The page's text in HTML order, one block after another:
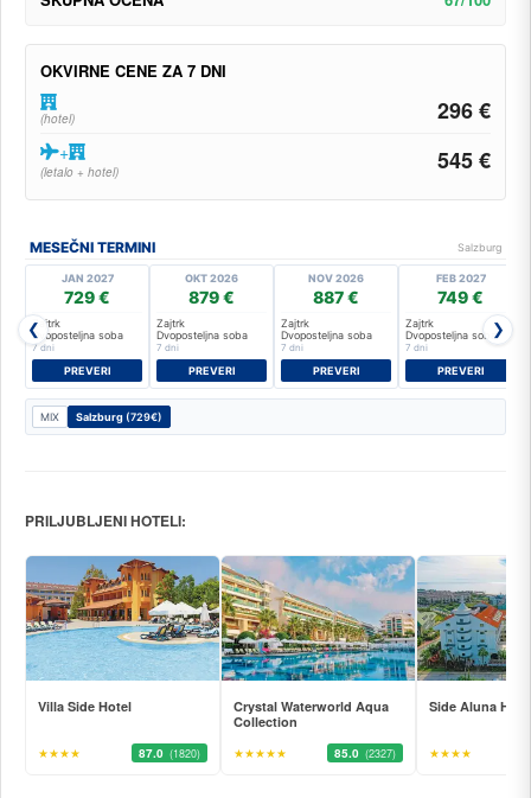
OKVIRNE CENE ZA 7 DNI
(hotel) 296 €
+
(letalo + hotel) 545 €
MESEČNI TERMINI Salzburg
❮
JAN 2027
729 €
Zajtrk
Dvoposteljna soba
7 dni
PREVERI
OKT 2026
879 €
Zajtrk
Dvoposteljna soba
7 dni
PREVERI
NOV 2026
887 €
Zajtrk
Dvoposteljna soba
7 dni
PREVERI
FEB 2027
749 €
Zajtrk
Dvoposteljna soba
7 dni
PREVERI
❯
MIX Salzburg (729€)
PRILJUBLJENI HOTELI:
Villa Side Hotel
★★★★ 87.0 (1820)
Crystal Waterworld Aqua
Collection
★★★★★ 85.0 (2327)
Side Aluna
★★★★